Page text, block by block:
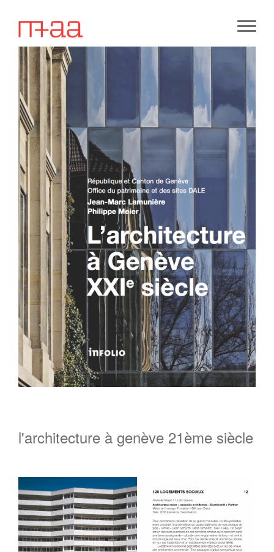
l'architecture à genève 21ème siècle